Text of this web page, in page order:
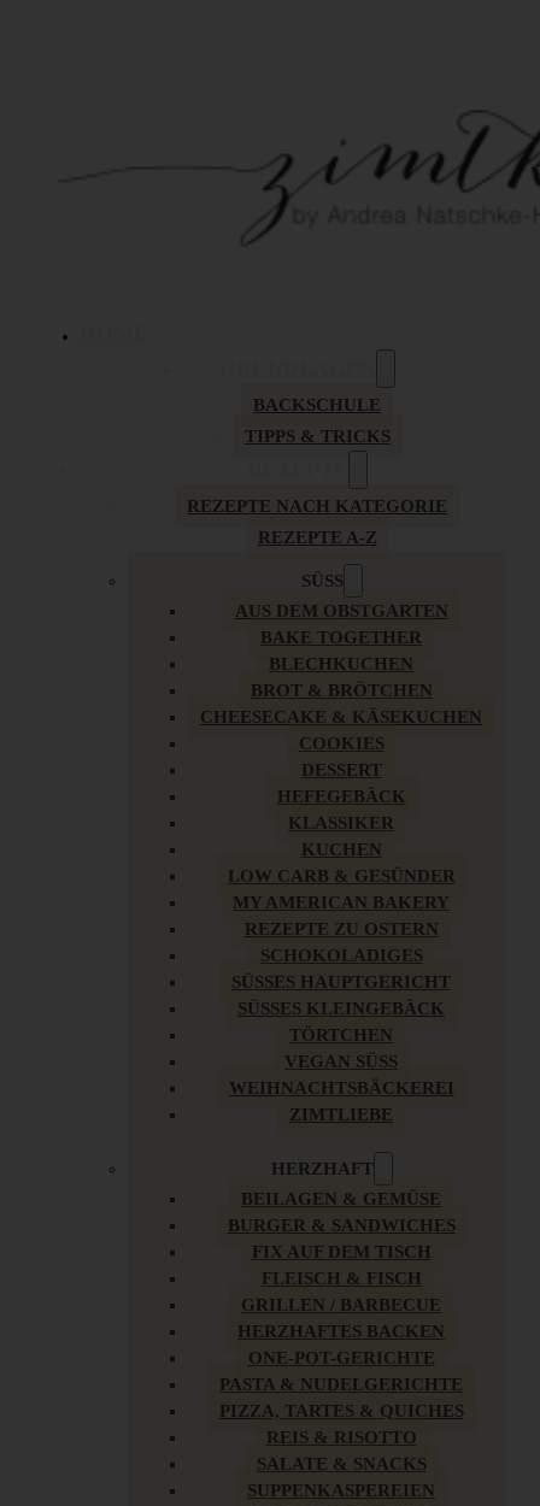
BACKSCHULE
TIPPS & TRICKS
REZEPTE NACH KATEGORIE
REZEPTE A-Z
SÜSS
AUS DEM OBSTGARTEN
BAKE TOGETHER
BLECHKUCHEN
BROT & BRÖTCHEN
CHEESECAKE & KÄSEKUCHEN
COOKIES
DESSERT
HEFEGEBÄCK
KLASSIKER
KUCHEN
LOW CARB & GESÜNDER
MY AMERICAN BAKERY
REZEPTE ZU OSTERN
SCHOKOLADIGES
SÜSSES HAUPTGERICHT
SÜSSES KLEINGEBÄCK
TÖRTCHEN
VEGAN SÜSS
WEIHNACHTSBÄCKEREI
ZIMTLIEBE
HERZHAFT
BEILAGEN & GEMÜSE
BURGER & SANDWICHES
FIX AUF DEM TISCH
FLEISCH & FISCH
GRILLEN / BARBECUE
HERZHAFTES BACKEN
ONE-POT-GERICHTE
PASTA & NUDELGERICHTE
PIZZA, TARTES & QUICHES
REIS & RISOTTO
SALATE & SNACKS
SUPPENKASPEREIEN